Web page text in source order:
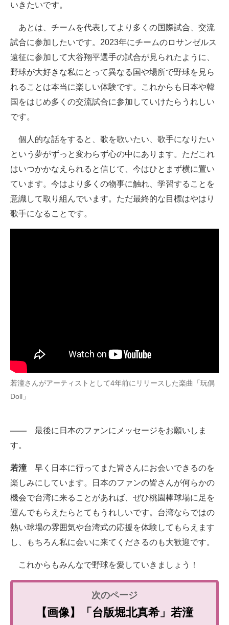
いきたいです。
あとは、チームを代表してより多くの国際試合、交流
試合に参加したいです。2023年にチームのロサンゼルス
遠征に参加して大谷翔平選手の試合が見られたように、
野球が大好きな私にとって異なる国や場所で野球を見ら
れることは本当に楽しい体験です。これからも日本や韓
国をはじめ多くの交流試合に参加していけたらうれしい
です。
個人的な話をすると、歌を歌いたい、歌手になりたい
という夢がずっと変わらず心の中にあります。ただこれ
はいつかかなえられると信じて、今はひとまず横に置い
ています。今はより多くの物事に触れ、学習することを
意識して取り組んでいます。ただ最終的な目標はやはり
歌手になることです。
若潼さんがアーティストとして4年前にリリースした楽曲「玩偶
Doll」
―― 最後に日本のファンにメッセージをお願いしま
す。
若潼 早く日本に行ってまた皆さんにお会いできるのを
楽しみにしています。日本のファンの皆さんが何らかの
機会で台湾に来ることがあれば、ぜひ桃園棒球場に足を
運んでもらえたらとてもうれしいです。台湾ならではの
熱い球場の雰囲気や台湾式の応援を体験してもらえます
し、もちろん私に会いに来てくださるのも大歓迎です。
これからもみんなで野球を愛していきましょう！
【画像】「台版堀北真希」若潼